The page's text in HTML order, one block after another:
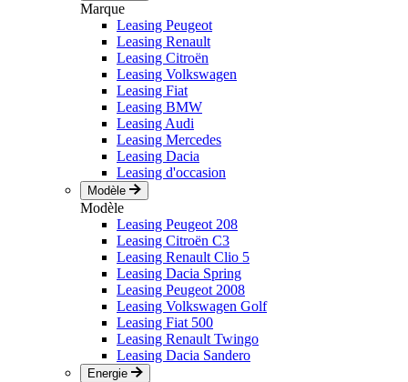
Marque
Leasing Peugeot
Leasing Renault
Leasing Citroën
Leasing Volkswagen
Leasing Fiat
Leasing BMW
Leasing Audi
Leasing Mercedes
Leasing Dacia
Leasing d'occasion
Modèle
Modèle
Leasing Peugeot 208
Leasing Citroën C3
Leasing Renault Clio 5
Leasing Dacia Spring
Leasing Peugeot 2008
Leasing Volkswagen Golf
Leasing Fiat 500
Leasing Renault Twingo
Leasing Dacia Sandero
Energie